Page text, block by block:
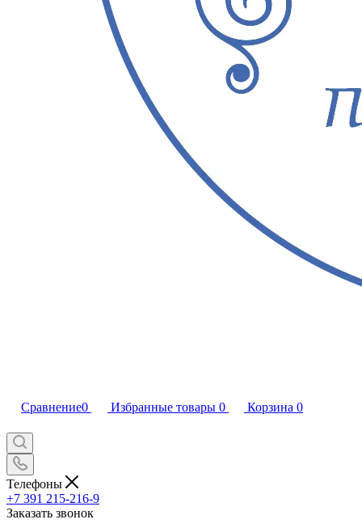
Сравнение0 Избранные товары 0 Корзина 0
Телефоны
+7 391 215-216-9
Заказать звонок